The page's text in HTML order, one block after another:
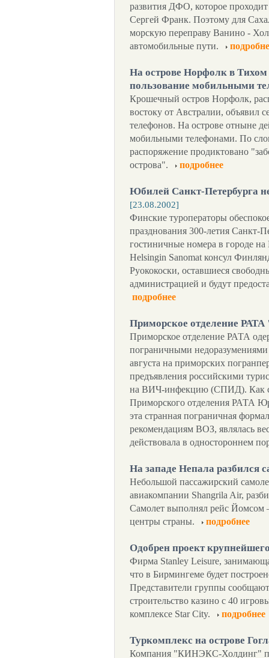
развития ДФО, которое
Сергей Франк. Поэтому для
морскую переправу Ванино -
автомобильные пути.
На острове Норфолк в Тихом
пользование мобильными
Крошечный остров Норфолк,
востоку от Австралии, объявил
телефонов. На острове отныне
мобильными телефонами. По
распоряжение продиктовано
острова".
подробнее
Юбилей Санкт-Петербурга
[23.08.2002]
Финские туроператоры
празднования 300-летия Санкт-
гостиничные номера в городе
Helsingin Sanomat консул
Руококоски, оставшиеся
администрацией и будут
подробнее
Приморское отделение
Приморское отделение РАТА
пограничными
августа на приморских
предъявления российскими
на ВИЧ-инфекцию (СПИД). Как
Приморского отделения РАТА
эта странная пограничная
рекомендациям ВОЗ, являлась
действовала в одностороннем
На западе Непала разбился
Небольшой пассажирский
авиакомпании Shangrila Air,
Самолет выполнял рейс Йомсом
центры страны.
подробнее
Одобрен проект
Фирма Stanley Leisure,
что в Бирмингеме будет
Представители группы
строительство казино с 40
комплексе Star City.
подробнее
Туркомплекс на острове
Компания "КИНЭКС-Холдинг"